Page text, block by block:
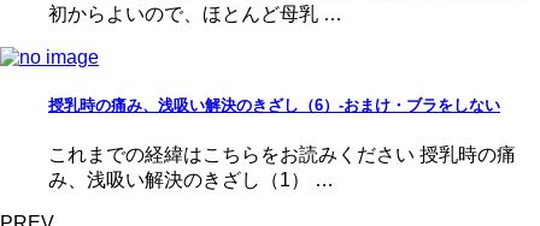
初からよいので、ほとんど母乳 …
授乳時の痛み、浅吸い解決のきざし（6）-おまけ・ブラをしない
これまでの経緯はこちらをお読みください 授乳時の痛
み、浅吸い解決のきざし（1） …